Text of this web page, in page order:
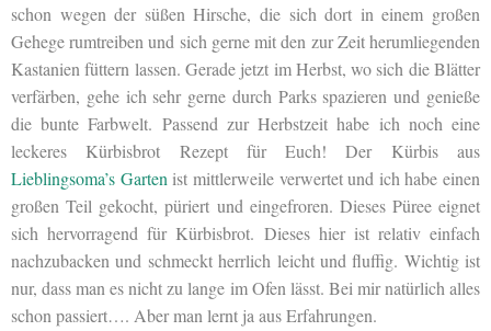
schon wegen der süßen Hirsche, die sich dort in einem großen
Gehege rumtreiben und sich gerne mit den zur Zeit herumliegenden
Kastanien füttern lassen. Gerade jetzt im Herbst, wo sich die Blätter
verfärben, gehe ich sehr gerne durch Parks spazieren und genieße
die bunte Farbwelt. Passend zur Herbstzeit habe ich noch eine
leckeres Kürbisbrot Rezept für Euch! Der Kürbis aus
Lieblingsoma’s Gartenist mittlerweile verwertet und ich habe einen
großen Teil gekocht, püriert und eingefroren. Dieses Püree eignet
sich hervorragend für Kürbisbrot. Dieses hier ist relativ einfach
nachzubacken und schmeckt herrlich leicht und fluffig. Wichtig ist
nur, dass man es nicht zu lange im Ofen lässt. Bei mir natürlich alles
schon passiert…. Aber man lernt ja aus Erfahrungen.